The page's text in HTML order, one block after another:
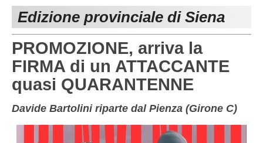
GROSSETO
LIVORNO
LUCCA
MASSA CARRARA
PISA
Le iniziative di TOSCANA GOL
Beach soccer
Rappresentative regionali e provinciali
FIGC Toscana
Calcio femminile
NAZIONALI
Edizione provinciale di Siena
PROMOZIONE, arriva la
FIRMA di un ATTACCANTE
quasi QUARANTENNE
Davide Bartolini riparte dal Pienza (Girone C)